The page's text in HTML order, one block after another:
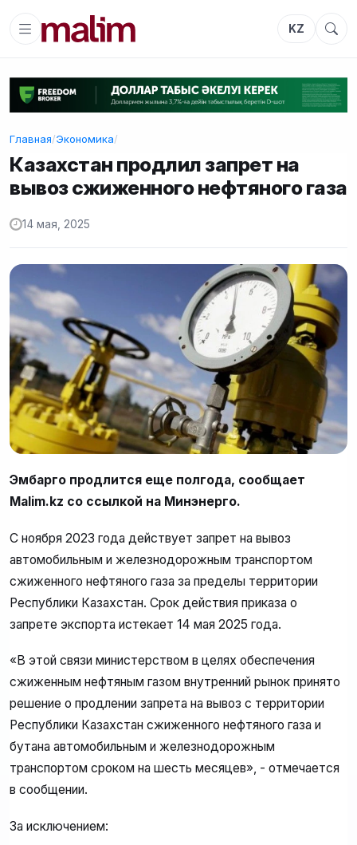
KZ
Главная/Экономика/
Казахстан продлил запрет на
вывоз сжиженного нефтяного газа
14 мая, 2025
Эмбарго продлится еще полгода, сообщает
Malim.kz со ссылкой на Минэнерго.
С ноября 2023 года действует запрет на вывоз
автомобильным и железнодорожным транспортом
сжиженного нефтяного газа за пределы территории
Республики Казахстан. Срок действия приказа о
запрете экспорта истекает 14 мая 2025 года.
«В этой связи министерством в целях обеспечения
сжиженным нефтяным газом внутренний рынок принято
решение о продлении запрета на вывоз с территории
Республики Казахстан сжиженного нефтяного газа и
бутана автомобильным и железнодорожным
транспортом сроком на шесть месяцев», - отмечается
в сообщении.
За исключением: